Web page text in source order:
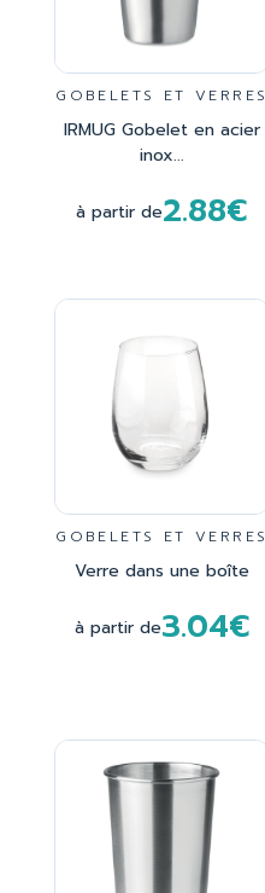
GOBELETS ET VERRES
IRMUG Gobelet en acier
inox...
à partir de2.88€
GOBELETS ET VERRES
Verre dans une boîte
à partir de3.04€